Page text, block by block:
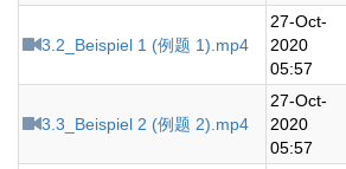
3.2_Beispiel 1 (例题 1).mp4
27-Oct-
2020
05:57
3.3_Beispiel 2 (例题 2).mp4
27-Oct-
2020
05:57